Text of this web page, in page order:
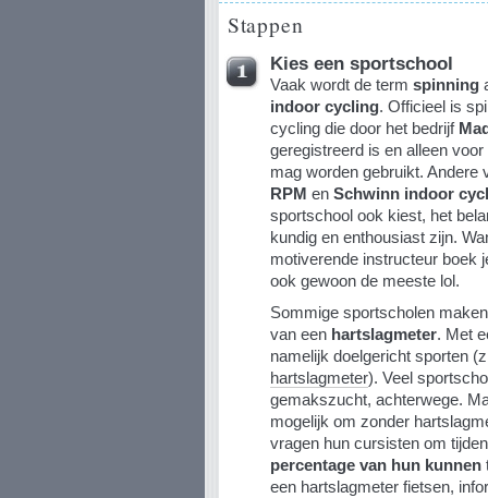
Stappen
Kies een sportschool
Vaak wordt de term spinning
indoor cycling. Officieel is
cycling die door het bedrijf
geregistreerd is en alleen
mag worden gebruikt.
RPM en Schwinn indoor
sportschool ook kiest, het
kundig en enthousiast zijn.
motiverende instructeur boek
ook gewoon de meeste lol.
Sommige sportscholen
van een hartslagmeter. Met
namelijk doelgericht sporten
hartslagmeter). Veel
gemakszucht, achterwege.
mogelijk om zonder
vragen hun cursisten om
percentage van hun kunnen
een hartslagmeter fietsen,